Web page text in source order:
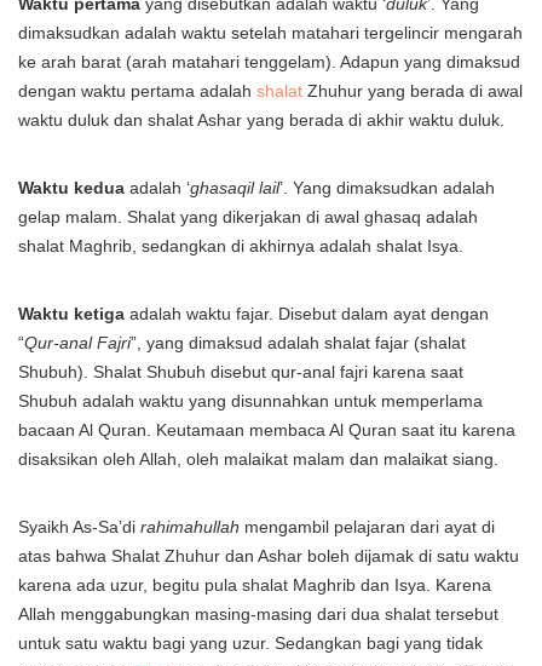
dimaksudkan adalah waktu setelah matahari tergelincir mengarah
ke arah barat (arah matahari tenggelam). Adapun yang dimaksud
dengan waktu pertama adalah shalat Zhuhur yang berada di awal
waktu duluk dan shalat Ashar yang berada di akhir waktu duluk.
Waktu kedua adalah ‘ghasaqil lail’. Yang dimaksudkan adalah
gelap malam. Shalat yang dikerjakan di awal ghasaq adalah
shalat Maghrib, sedangkan di akhirnya adalah shalat Isya.
Waktu ketiga adalah waktu fajar. Disebut dalam ayat dengan
“Qur-anal Fajri”, yang dimaksud adalah shalat fajar (shalat
Shubuh). Shalat Shubuh disebut qur-anal fajri karena saat
Shubuh adalah waktu yang disunnahkan untuk memperlama
bacaan Al Quran. Keutamaan membaca Al Quran saat itu karena
disaksikan oleh Allah, oleh malaikat malam dan malaikat siang.
Syaikh As-Sa’di rahimahullah mengambil pelajaran dari ayat di
atas bahwa Shalat Zhuhur dan Ashar boleh dijamak di satu waktu
karena ada uzur, begitu pula shalat Maghrib dan Isya. Karena
Allah menggabungkan masing-masing dari dua shalat tersebut
untuk satu waktu bagi yang uzur. Sedangkan bagi yang tidak